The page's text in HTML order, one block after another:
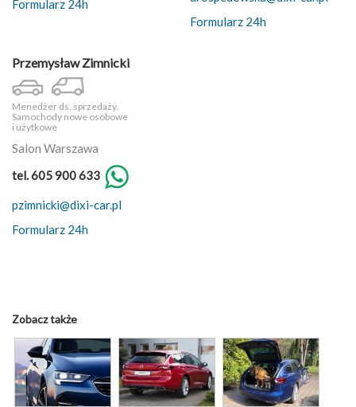
Formularz 24h
Formularz 24h
Przemysław Zimnicki
Menedżer ds. sprzedaży.
Samochody nowe osobowe
i użytkowe
Salon Warszawa
tel. 605 900 633
pzimnicki@dixi-car.pl
Formularz 24h
Zobacz także